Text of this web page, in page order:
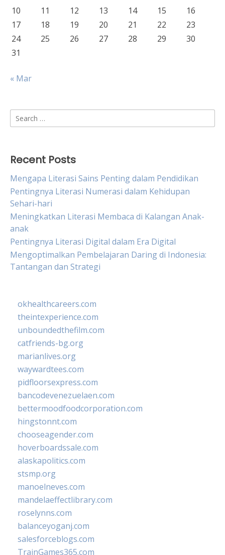
10
11 12 13 14 15
16
17
18 19 20 21 22
23
24
25 26 27 28 29
30
31
« Mar
Search
for:
Recent Posts
Mengapa Literasi Sains Penting dalam Pendidikan
Pentingnya Literasi Numerasi dalam Kehidupan
Sehari-hari
Meningkatkan Literasi Membaca di Kalangan Anak-
anak
Pentingnya Literasi Digital dalam Era Digital
Mengoptimalkan Pembelajaran Daring di Indonesia:
Tantangan dan Strategi
okhealthcareers.com
theintexperience.com
unboundedthefilm.com
catfriends-bg.org
marianlives.org
waywardtees.com
pidfloorsexpress.com
bancodevenezuelaen.com
bettermoodfoodcorporation.com
hingstonnt.com
chooseagender.com
hoverboardssale.com
alaskapolitics.com
stsmp.org
manoelneves.com
mandelaeffectlibrary.com
roselynns.com
balanceyoganj.com
salesforceblogs.com
TrainGames365.com